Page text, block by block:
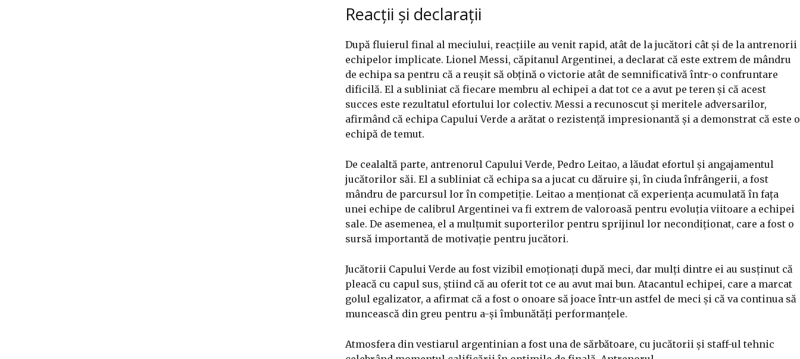
Reacții și declarații
După fluierul final al meciului, reacțiile au venit rapid, atât de la jucători cât și de la antrenorii
echipelor implicate. Lionel Messi, căpitanul Argentinei, a declarat că este extrem de mândru
de echipa sa pentru că a reușit să obțină o victorie atât de semnificativă într-o confruntare
dificilă. El a subliniat că fiecare membru al echipei a dat tot ce a avut pe teren și că acest
succes este rezultatul efortului lor colectiv. Messi a recunoscut și meritele adversarilor,
afirmând că echipa Capului Verde a arătat o rezistență impresionantă și a demonstrat că este o
echipă de temut.
De cealaltă parte, antrenorul Capului Verde, Pedro Leitao, a lăudat efortul și angajamentul
jucătorilor săi. El a subliniat că echipa sa a jucat cu dăruire și, în ciuda înfrângerii, a fost
mândru de parcursul lor în competiție. Leitao a menționat că experiența acumulată în fața
unei echipe de calibrul Argentinei va fi extrem de valoroasă pentru evoluția viitoare a echipei
sale. De asemenea, el a mulțumit suporterilor pentru sprijinul lor necondiționat, care a fost o
sursă importantă de motivație pentru jucători.
Jucătorii Capului Verde au fost vizibil emoționați după meci, dar mulți dintre ei au susținut că
pleacă cu capul sus, știind că au oferit tot ce au avut mai bun. Atacantul echipei, care a marcat
golul egalizator, a afirmat că a fost o onoare să joace într-un astfel de meci și că va continua să
muncească din greu pentru a-și îmbunătăți performanțele.
Atmosfera din vestiarul argentinian a fost una de sărbătoare, cu jucătorii și staff-ul tehnic